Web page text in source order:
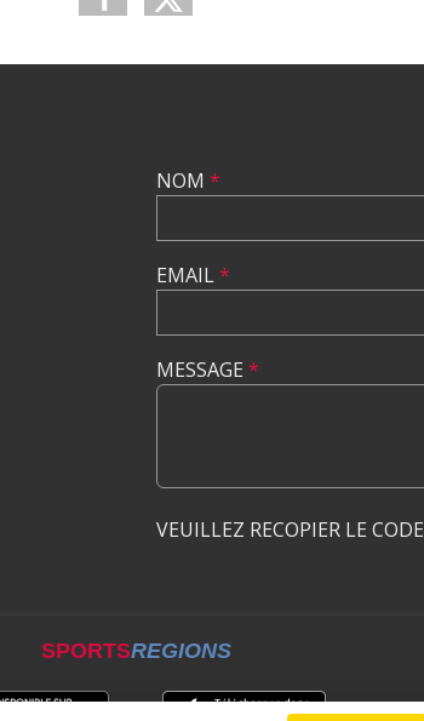
NOM *
EMAIL*
MESSAGE *
VEUILLEZ RECOPIER LE CODE
SPORTSREGIONS